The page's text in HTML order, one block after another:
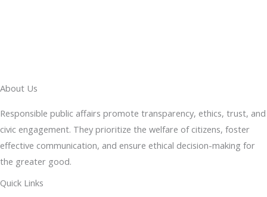
About Us
Responsible public affairs promote transparency, ethics, trust, and
civic engagement. They prioritize the welfare of citizens, foster
effective communication, and ensure ethical decision-making for
the greater good.
Quick Links